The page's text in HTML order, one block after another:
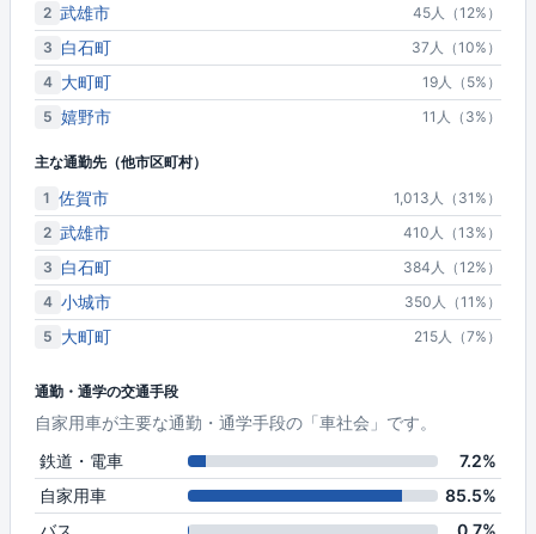
2 武雄市
45人（12%）
3 白石町
37人（10%）
4 大町町
19人（5%）
5 嬉野市 11人（3%）
主な通勤先（他市区町村）
1 佐賀市
1,013人（31%）
2 武雄市
410人（13%）
3 白石町
384人（12%）
4 小城市
350人（11%）
5 大町町 215人（7%）
通勤・通学の交通手段
自家用車が主要な通勤・通学手段の「車社会」です。
鉄道・電車
7.2%
自家用車
85.5%
バス
0.7%